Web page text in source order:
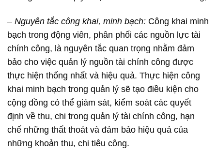
– Nguyên tắc công khai, minh bạch: Công khai minh
bạch trong động viên, phân phối các nguồn lực tài
chính công, là nguyên tắc quan trọng nhằm đảm
bảo cho việc quản lý nguồn tài chính công được
thực hiện thống nhất và hiệu quả. Thực hiện công
khai minh bạch trong quản lý sẽ tạo điều kiện cho
cộng đồng có thể giám sát, kiểm soát các quyết
định về thu, chi trong quản lý tài chính công, hạn
chế những thất thoát và đảm bảo hiệu quả của
những khoản thu, chi tiêu công.